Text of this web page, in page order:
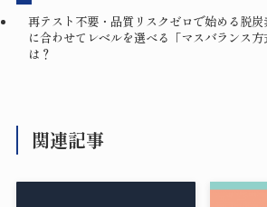
再テスト不要・品質リスクゼロで始める脱
に合わせてレベルを選べる「マスバランス方
は？
関連記事